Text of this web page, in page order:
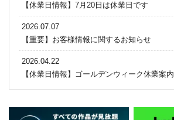
【休業日情報】7月20日は休業日です
2026.07.07
【重要】お客様情報に関するお知らせ
2026.04.22
【休業日情報】ゴールデンウィーク休業案内